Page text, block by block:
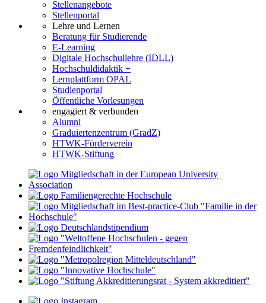
Stellenangebote
Stellenportal
Lehre und Lernen
Beratung für Studierende
E-Learning
Digitale Hochschullehre (IDLL)
Hochschuldidaktik +
Lernplattform OPAL
Studienportal
Öffentliche Vorlesungen
engagiert & verbunden
Alumni
Graduiertenzentrum (GradZ)
HTWK-Förderverein
HTWK-Stiftung